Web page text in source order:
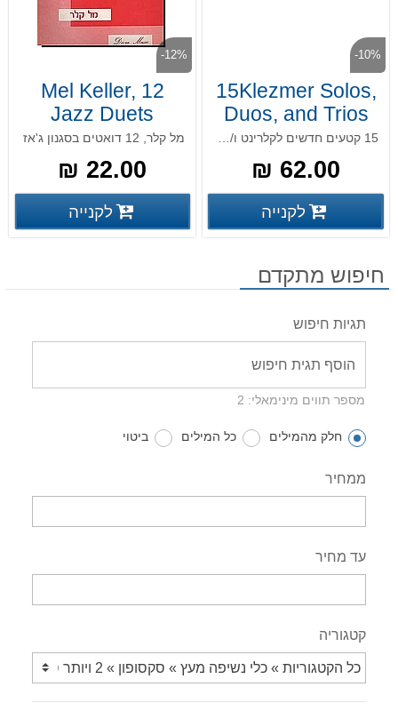
-10%
15Klezmer Solos,
Duos, and Trios
62.00 ₪
פרטים נוספים פרטים נוספים לקנייה
-12%
Mel Keller, 12
Jazz Duets
מל קלר, 12 דואטים בסגנון ג'אז
22.00 ₪
פרטים נוספים
לקנייה
חיפוש מתקדם
תגיות חיפוש
מספר תווים מינימאלי: 2
חלק מהמילים כל המילים ביטוי
ממחיר
עד מחיר
קטגוריה